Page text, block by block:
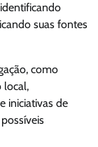
suas fontes
como
local,
iniciativas de